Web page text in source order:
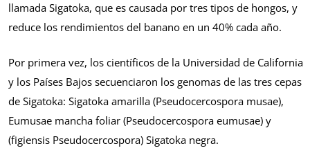
llamada Sigatoka, que es causada por tres tipos de hongos, y
reduce los rendimientos del banano en un 40% cada año.
Por primera vez, los científicos de la Universidad de California
y los Países Bajos secuenciaron los genomas de las tres cepas
de Sigatoka: Sigatoka amarilla (Pseudocercospora musae),
Eumusae mancha foliar (Pseudocercospora eumusae) y
(figiensis Pseudocercospora) Sigatoka negra.